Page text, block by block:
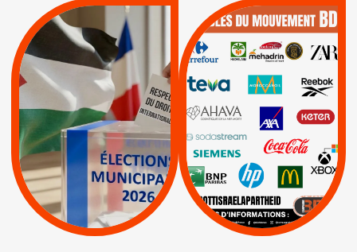
MUNICIPALES 2026 :
JE VOTE POUR LE
RESPECT DU DROIT
INTERNATIONAL EN
PALESTINE
APPELS | Actus
Espaces Sans
Apartheid
| Lettres d'interpellation
Pétitions
QUE BOYCOTTER ?
BOYCOTT /
AXA BNP | CAF |
Carrefour | HP |
Keter |
Livres et brochures |
Mehadrin | PUMA
Sodastream |
Visuels, tracts,
affiches,...